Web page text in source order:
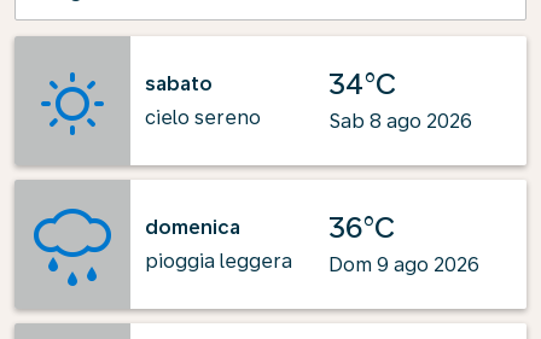
sabato
cielo sereno
34°C
Sab 8 ago 2026
domenica
pioggia leggera
36°C
Dom 9 ago 2026